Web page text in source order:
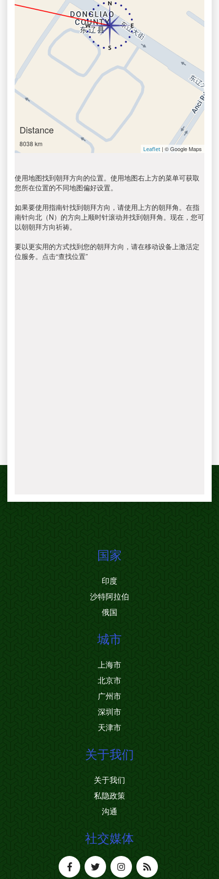
Distance
8038 km
Leaflet | © Google Maps
使用地图找到朝拜方向的位置。使用地图右上方的菜单可获取
您所在位置的不同地图偏好设置。
如果要使用指南针找到朝拜方向，请使用上方的朝拜角。在指
南针向北（N）的方向上顺时针滚动并找到朝拜角。现在，您可
以朝朝拜方向祈祷。
要以更实用的方式找到您的朝拜方向，请在移动设备上激活定
位服务。点击“查找位置”
国家
印度
沙特阿拉伯
俄国
城市
上海市
北京市
广州市
深圳市
天津市
关于我们
关于我们
私隐政策
沟通
社交媒体